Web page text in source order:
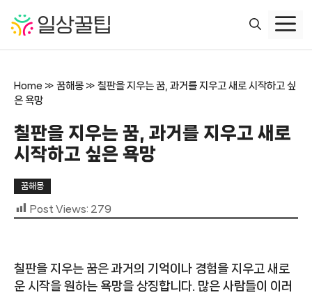
Home » 꿈해몽 » 칠판을 지우는 꿈, 과거를 지우고 새로 시작하고 싶
은 욕망
칠판을 지우는 꿈, 과거를 지우고 새로
시작하고 싶은 욕망
꿈해몽
Post Views: 279
칠판을 지우는 꿈은 과거의 기억이나 경험을 지우고 새로
운 시작을 원하는 욕망을 상징합니다. 많은 사람들이 이러